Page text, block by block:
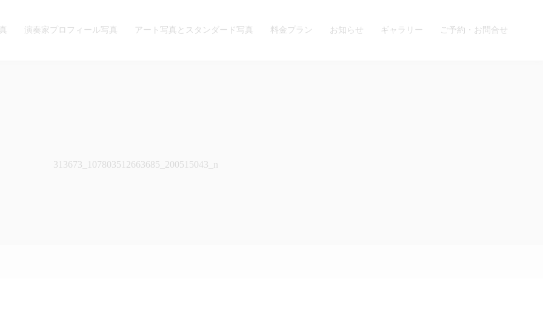
演奏家プロフィール写真 アート写真とスタンダード写真 料金プラン お知らせ ギャラリー ご予約・お問合せ
313673_107803512663685_200515043_n